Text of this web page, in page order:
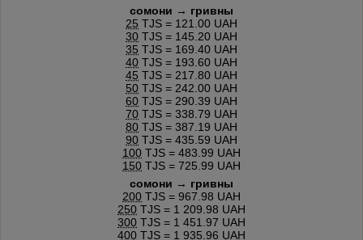
сомони → гривны
25 TJS = 121.00 UAH
30 TJS = 145.20 UAH
35 TJS = 169.40 UAH
40 TJS = 193.60 UAH
45 TJS = 217.80 UAH
50 TJS = 242.00 UAH
60 TJS = 290.39 UAH
70 TJS = 338.79 UAH
80 TJS = 387.19 UAH
90 TJS = 435.59 UAH
100 TJS = 483.99 UAH
150 TJS = 725.99 UAH
сомони → гривны
200 TJS = 967.98 UAH
250 TJS = 1 209.98 UAH
300 TJS = 1 451.97 UAH
400 TJS = 1 935.96 UAH